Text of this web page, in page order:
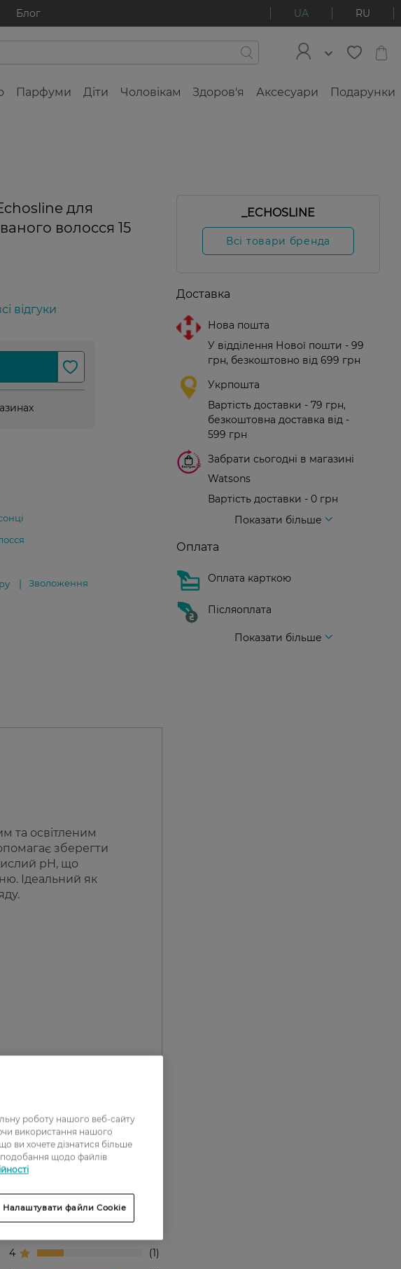
Блог UA RU
Парфуми Діти Чоловікам Здоров'я Аксесуари Подарунки
для
волосся 15
відгуки
Зволоження
та освітленим
зберегти
pH, що
Ідеальний як
2
4
1
_ECHOSLINE
Всі товари бренда
Доставка
Нова пошта
У відділення Нової пошти - 99
грн, безкоштовно від 699 грн
Укрпошта
Вартість доставки - 79 грн,
безкоштовна доставка від -
599 грн
Забрати сьогодні в магазині
Watsons
Вартість доставки - 0 грн
Показати більше
Оплата
Оплата карткою
Післяоплата
Показати більше
роботу нашого веб-сайту
використання нашого
ви хочете дізнатися більше
щодо файлів
Налаштувати файли Cookie